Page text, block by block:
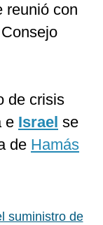
reunió con
de crisis
e Israel se
de Hamás
suministro de